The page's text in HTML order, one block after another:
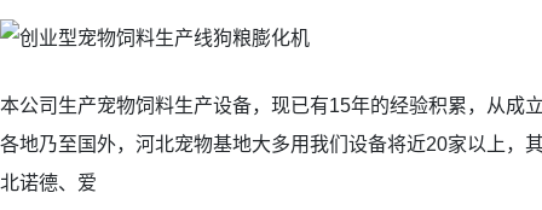
本公司生产宠物饲料生产设备，现已有15年的经验积累，从成
各地乃至国外，河北宠物基地大多用我们设备将近20家以上，
北诺德、爱